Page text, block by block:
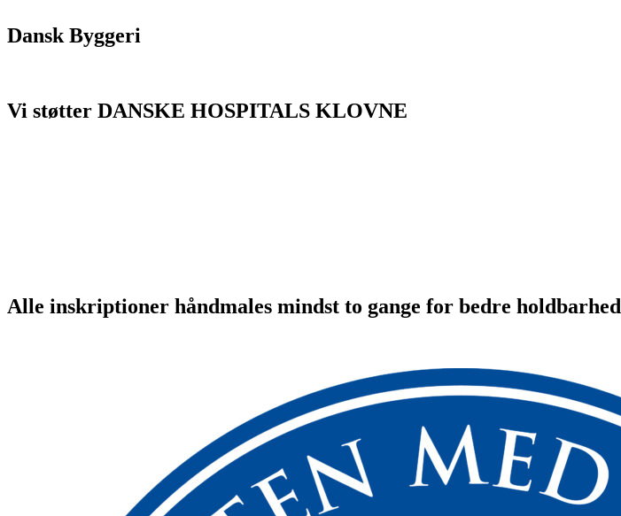
Dansk Byggeri
Vi støtter DANSKE HOSPITALS KLOVNE
Alle inskriptioner håndmales mindst to gange for bedre holdbarhed